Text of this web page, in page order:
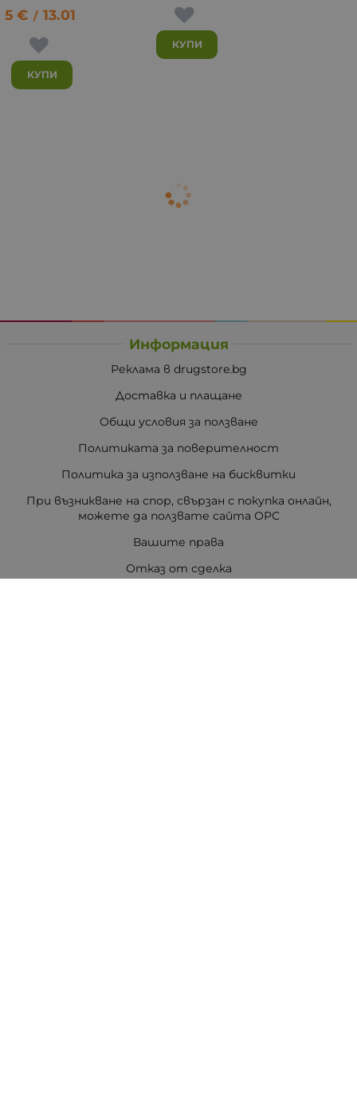
€ / 13.01
КУПИ
КУПИ
Информация
Реклама в drugstore.bg
Доставка и плащане
Общи условия за ползване
Политиката за поверителност
Политика за използване на бисквитки
При възникване на спор, свързан с покупка онлайн,
можете да ползвате сайта ОРС
Вашите права
Отказ от сделка